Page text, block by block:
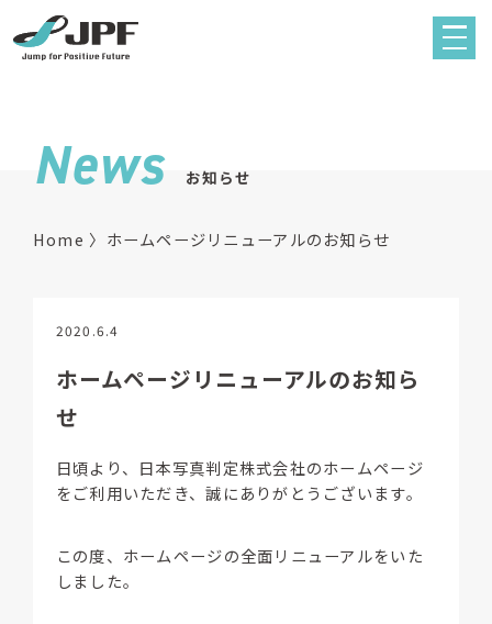
News お知らせ
Home ホームページリニューアルのお知らせ
2020.6.4
ホームページリニューアルのお知ら
せ
日頃より、日本写真判定株式会社のホームページ
をご利用いただき、誠にありがとうございます。
この度、ホームページの全面リニューアルをいた
しました。